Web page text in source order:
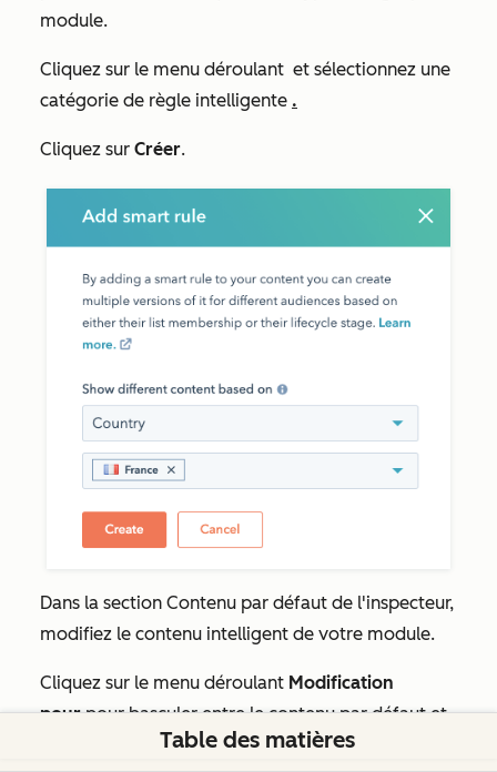
module.
Cliquez sur le menu déroulant et sélectionnez une
catégorie de règle intelligente .
Cliquez sur Créer.
Dans la section Contenu par défaut de l'inspecteur,
modifiez le contenu intelligent de votre module.
Cliquez sur le menu déroulant Modification
pourpour basculer entre le contenu par défaut et
le contenu intelligent pour chaque règle.
Table des matières